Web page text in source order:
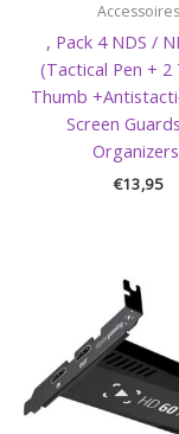
Accessoires
, Pack 4 NDS /
(Tactical Pen + 2
Thumb
Screen
€13,95